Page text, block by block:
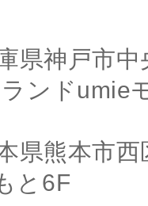
神戸市中
ンドumie
県熊本市
と6F